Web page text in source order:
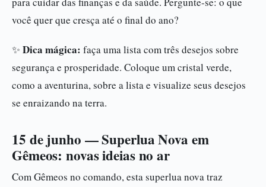
você quer que cresça até o final do ano?
✨ Dica mágica: faça uma lista com três desejos sobre
segurança e prosperidade. Coloque um cristal verde,
como a aventurina, sobre a lista e visualize seus desejos
se enraizando na terra.
15 de junho — Superlua Nova em
Gêmeos: novas ideias no ar
Com Gêmeos no comando, esta superlua nova traz